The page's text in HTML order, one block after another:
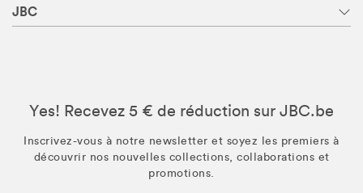
JBC
Yes! Recevez 5 € de réduction sur JBC.be
Inscrivez-vous à notre newsletter et soyez les premiers à
découvrir nos nouvelles collections, collaborations et
promotions.